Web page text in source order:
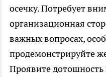
осечку. Потребует
организационная
важных вопросах,
продемонстрируйте
Проявите дотошность